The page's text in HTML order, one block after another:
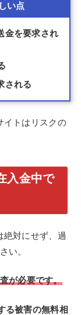
い点
金を要求され
される
イトはリスクの
入金中で
絶対にせず、過
い。
が必要です。
る被害の無料相